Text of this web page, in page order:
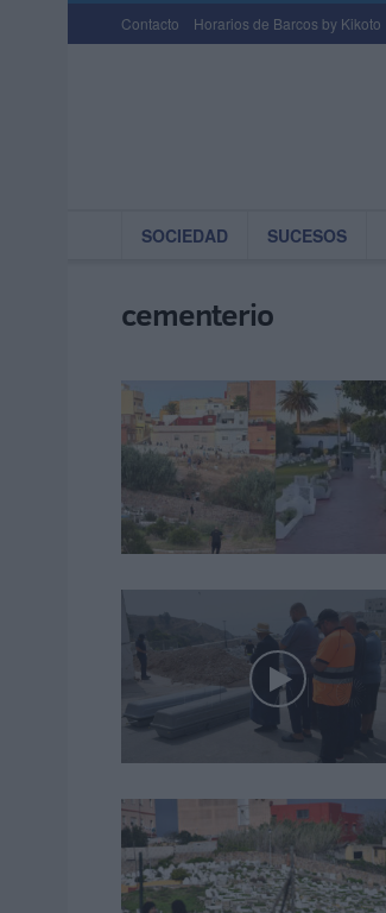
Contacto Horarios de Barcos by Kikoto
SOCIEDAD SUCESOS
cementerio